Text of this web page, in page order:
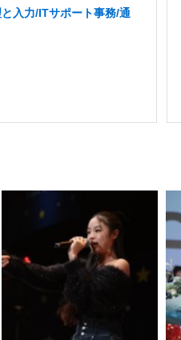
入力/ITサポート事務/通